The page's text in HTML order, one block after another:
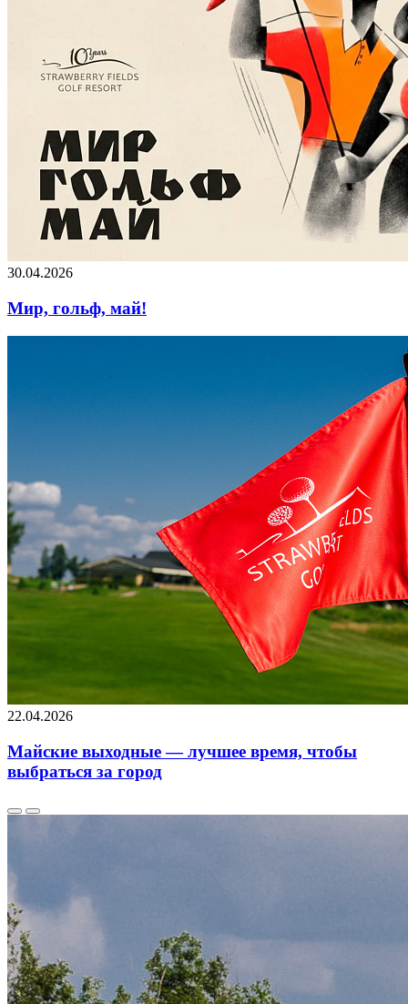
30.04.2026
Мир, гольф, май!
22.04.2026
Майские выходные — лучшее время, чтобы
выбраться за город